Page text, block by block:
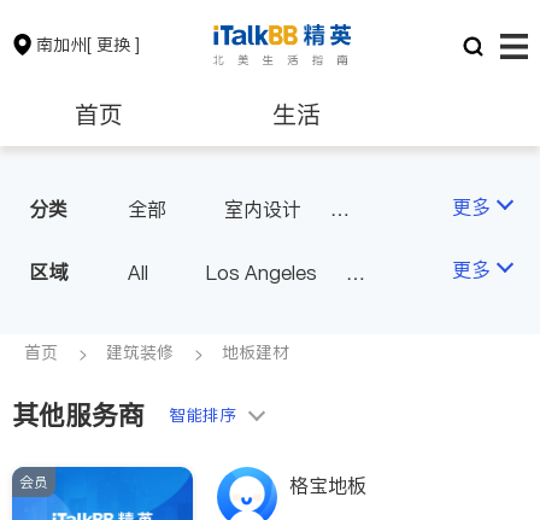
南加州[ 更换 ]
首页 生活
保险理财 房地产租售
银行贷款 会计师
建筑装修
非盈利组织
分类 全部
室内设计
卫浴洁具
地板建材
更多
区域 All
Los Angeles
Alhambra & San Gabriel
Diamond Bar & Covina
Rowland Heights & Hacienda H
更多
首页 建筑装修 地板建材
其他服务商 智能排序
会员 格宝地板